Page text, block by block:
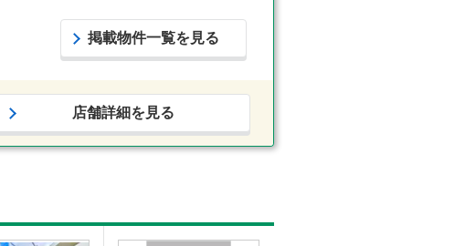
掲載物件一覧を見る
店舗詳細を見る